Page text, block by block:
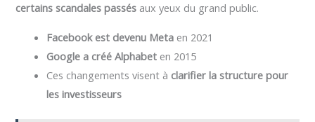
certains scandales passés aux yeux du grand public.
Facebook est devenu Meta en 2021
Google a créé Alphabet en 2015
Ces changements visent à clarifier la structure pour
les investisseurs